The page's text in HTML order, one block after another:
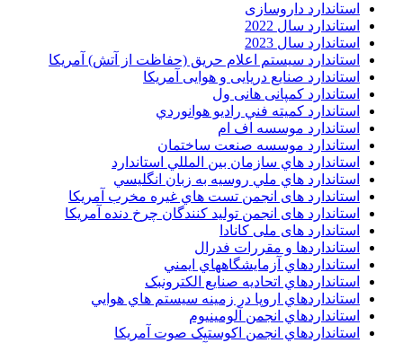
استاندارد داروسازی
استاندارد سال 2022
استاندارد سال 2023
استاندارد سیستم اعلام حریق (حفاظت از آتش) آمریکا
استاندارد صنایع دریایی و هوایی آمریکا
استاندارد کمپانی هانی ول
استاندارد کميته فني راديو هوانوردي
استاندارد موسسه اف ام
استاندارد موسسه صنعت ساختمان
استاندارد هاي سازمان بين المللي استاندارد
استاندارد هاي ملي روسيه به زبان انگليسي
استاندارد های انجمن تست هاي غيره مخرب آمريکا
استاندارد های انجمن توليد کنندگان چرخ دنده آمريکا
استاندارد های ملی کانادا
استانداردها و مقررات فدرال
استانداردهاي آزمايشگاههاي ايمني
استانداردهاي اتحاديه صنايع الکترونبک
استانداردهاي اروپا در زمينه سيستم هاي هوايي
استانداردهاي انجمن آلومينيوم
استانداردهاي انجمن اکوستيک صوت آمريکا